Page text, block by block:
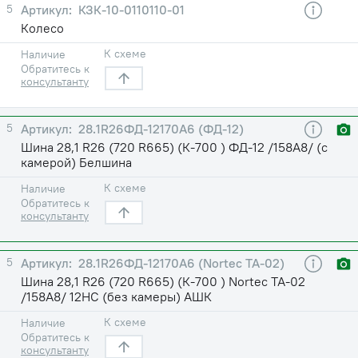
5
КЗК-10-0110110-01
Колесо
Наличие
Обратитесь к
консультанту
К схеме
5
28.1R26ФД-12170А6 (ФД-12)
Шина 28,1 R26 (720 R665) (К-700 ) ФД-12 /158A8/ (с
камерой) Белшина
Наличие
Обратитесь к
консультанту
К схеме
5
28.1R26ФД-12170А6 (Nortec TA-02)
Шина 28,1 R26 (720 R665) (К-700 ) Nortec TA-02
/158А8/ 12НС (без камеры) АШК
Наличие
Обратитесь к
консультанту
К схеме